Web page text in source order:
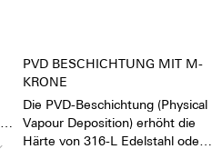
PVD BESCHICHTUNG MIT M-
KRONE
Die PVD-Beschichtung (Physical
Vapour Deposition) erhöht die
Härte von 316-L Edelstahl oder